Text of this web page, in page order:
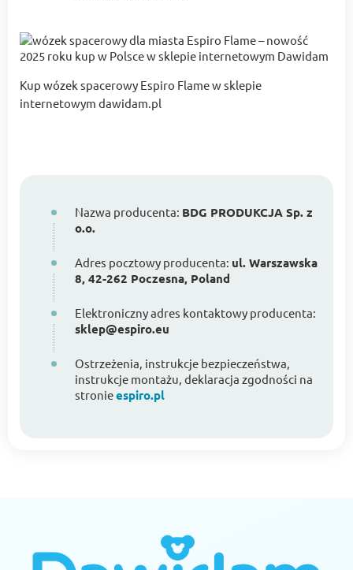
Kup wózek spacerowy Espiro Flame w sklepie
internetowym dawidam.pl
Nazwa producenta: BDG PRODUKCJA Sp. z
o.o.
Adres pocztowy producenta: ul. Warszawska
8, 42-262 Poczesna, Poland
Elektroniczny adres kontaktowy producenta:
sklep@espiro.eu
Ostrzeżenia, instrukcje bezpieczeństwa,
instrukcje montażu, deklaracja zgodności na
stronieespiro.pl